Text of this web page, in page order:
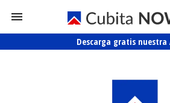
Descarga gratis nuestra